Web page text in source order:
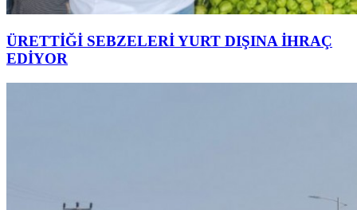
ÜRETTİĞİ SEBZELERİ YURT DIŞINA İHRAÇ
EDİYOR